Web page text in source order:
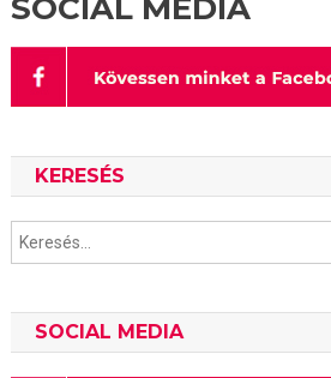
SOCIAL MEDIA
KERESÉS
SOCIAL MEDIA